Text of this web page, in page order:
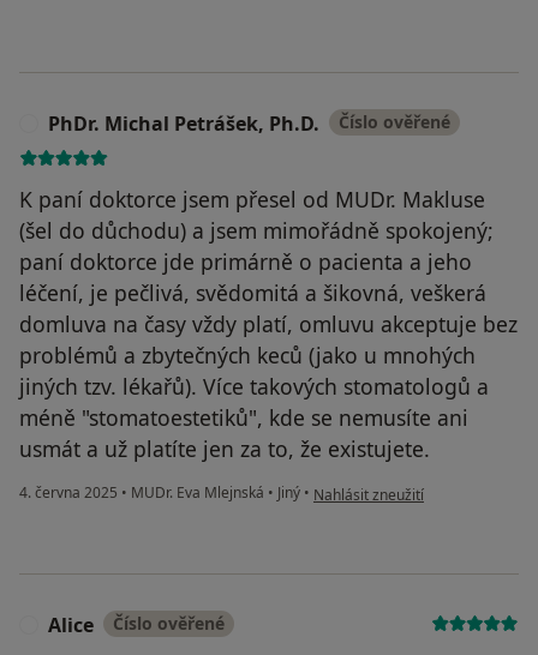
PhDr. Michal Petrášek, Ph.D. Číslo ověřené
K paní doktorce jsem přesel od MUDr. Makluse
(šel do důchodu) a jsem mimořádně spokojený;
paní doktorce jde primárně o pacienta a jeho
léčení, je pečlivá, svědomitá a šikovná, veškerá
domluva na časy vždy platí, omluvu akceptuje bez
problémů a zbytečných keců (jako u mnohých
jiných tzv. lékařů). Více takových stomatologů a
méně "stomatoestetiků", kde se nemusíte ani
usmát a už platíte jen za to, že existujete.
4. června 2025 • MUDr. Eva Mlejnská • Jiný • podle názoru uživatele PhDr.
Nahlásit zneužití
Alice Číslo ověřené